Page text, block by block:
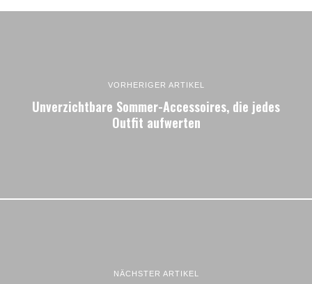
VORHERIGER ARTIKEL
Unverzichtbare Sommer-Accessoires, die jedes
Outfit aufwerten
NÄCHSTER ARTIKEL